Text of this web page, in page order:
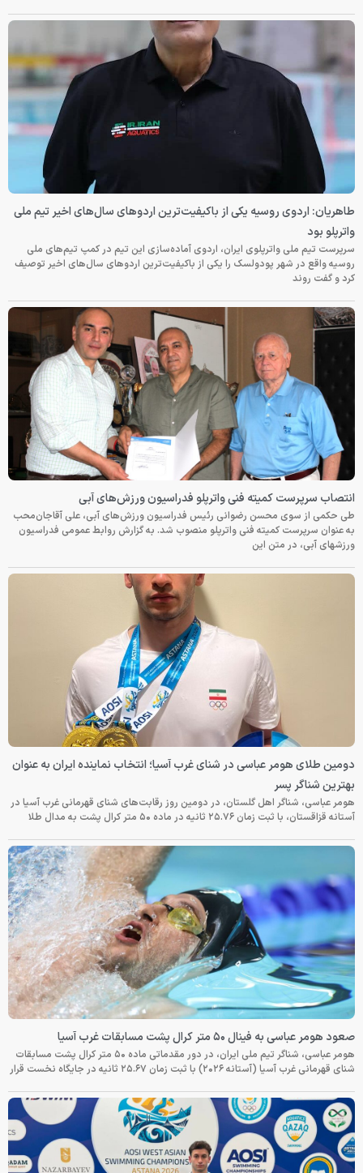
طاهریان: اردوی روسیه یکی از باکیفیت‌ترین اردوهای سال‌های اخیر تیم ملی
واترپلو بود
سرپرست تیم ملی واترپلوی ایران، اردوی آماده‌سازی این تیم در کمپ تیم‌های ملی
روسیه واقع در شهر پودولسک را یکی از باکیفیت‌ترین اردوهای سال‌های اخیر توصیف
کرد و گفت روند
انتصاب سرپرست کمیته فنی واترپلو فدراسیون ورزش‌های آبی
طی حکمی از سوی محسن رضوانی رئیس فدراسیون ورزش‌های آبی، علی آقاجان‌محب
به عنوان سرپرست کمیته فنی واترپلو منصوب شد. به گزارش روابط عمومی فدراسیون
ورزشهای آبی، در متن این
دومین طلای هومر عباسی در شنای غرب آسیا؛ انتخاب نماینده ایران به عنوان
بهترین شناگر پسر
هومر عباسی، شناگر اهل گلستان، در دومین روز رقابت‌های شنای قهرمانی غرب آسیا در
آستانه قزاقستان، با ثبت زمان ۲۵.۷۶ ثانیه در ماده ۵۰ متر کرال پشت به مدال طلا
صعود هومر عباسی به فینال ۵۰ متر کرال پشت مسابقات غرب آسیا
هومر عباسی، شناگر تیم ملی ایران، در دور مقدماتی ماده ۵۰ متر کرال پشت مسابقات
شنای قهرمانی غرب آسیا (آستانه ۲۰۲۶) با ثبت زمان ۲۵.۶۷ ثانیه در جایگاه نخست قرار